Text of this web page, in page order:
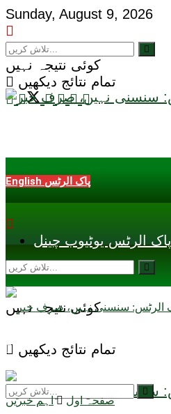
Sunday, August 9, 2026
کوئی نتیجہ نہیں
تمام نتائج دیکھیں
English پاک الرٹس
پاک الرٹس یوٹیوب چینل
کوئی نتیجہ نہیں
تمام نتائج دیکھیں
صفحہ اول اہم خبریں